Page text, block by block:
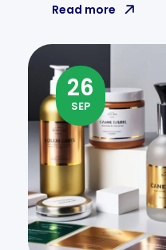
Read more
26
SEP